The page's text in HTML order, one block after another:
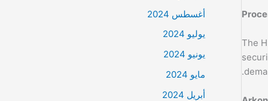
The
أغسطس 2024
يوليو 2024
يونيو 2024
مايو 2024
أبريل 2024